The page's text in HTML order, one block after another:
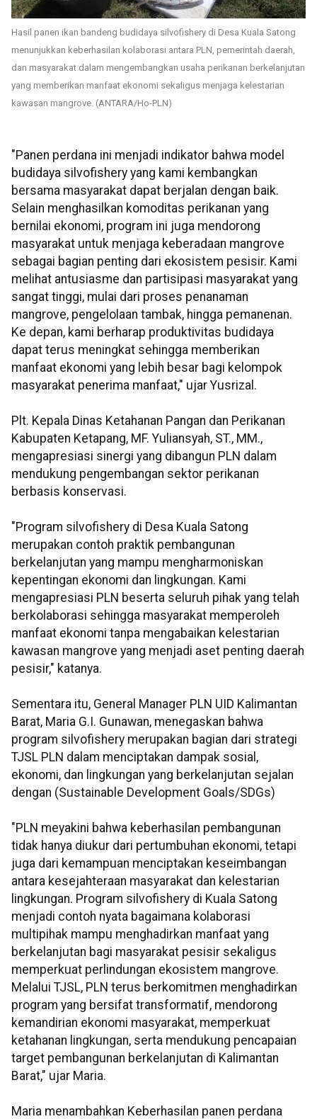
Hasil panen ikan bandeng budidaya silvofishery di Desa Kuala Satong
menunjukkan keberhasilan kolaborasi antara PLN, pemerintah daerah,
dan masyarakat dalam mengembangkan usaha perikanan berkelanjutan
yang memberikan manfaat ekonomi sekaligus menjaga kelestarian
kawasan mangrove. (ANTARA/Ho-PLN)
"Panen perdana ini menjadi indikator bahwa model
budidaya silvofishery yang kami kembangkan
bersama masyarakat dapat berjalan dengan baik.
Selain menghasilkan komoditas perikanan yang
bernilai ekonomi, program ini juga mendorong
masyarakat untuk menjaga keberadaan mangrove
sebagai bagian penting dari ekosistem pesisir. Kami
melihat antusiasme dan partisipasi masyarakat yang
sangat tinggi, mulai dari proses penanaman
mangrove, pengelolaan tambak, hingga pemanenan.
Ke depan, kami berharap produktivitas budidaya
dapat terus meningkat sehingga memberikan
manfaat ekonomi yang lebih besar bagi kelompok
masyarakat penerima manfaat," ujar Yusrizal.
Plt. Kepala Dinas Ketahanan Pangan dan Perikanan
Kabupaten Ketapang, MF. Yuliansyah, ST., MM.,
mengapresiasi sinergi yang dibangun PLN dalam
mendukung pengembangan sektor perikanan
berbasis konservasi.
"Program silvofishery di Desa Kuala Satong
merupakan contoh praktik pembangunan
berkelanjutan yang mampu mengharmoniskan
kepentingan ekonomi dan lingkungan. Kami
mengapresiasi PLN beserta seluruh pihak yang telah
berkolaborasi sehingga masyarakat memperoleh
manfaat ekonomi tanpa mengabaikan kelestarian
kawasan mangrove yang menjadi aset penting daerah
pesisir," katanya.
Sementara itu, General Manager PLN UID Kalimantan
Barat, Maria G.I. Gunawan, menegaskan bahwa
program silvofishery merupakan bagian dari strategi
TJSL PLN dalam menciptakan dampak sosial,
ekonomi, dan lingkungan yang berkelanjutan sejalan
dengan (Sustainable Development Goals/SDGs)
"PLN meyakini bahwa keberhasilan pembangunan
tidak hanya diukur dari pertumbuhan ekonomi, tetapi
juga dari kemampuan menciptakan keseimbangan
antara kesejahteraan masyarakat dan kelestarian
lingkungan. Program silvofishery di Kuala Satong
menjadi contoh nyata bagaimana kolaborasi
multipihak mampu menghadirkan manfaat yang
berkelanjutan bagi masyarakat pesisir sekaligus
memperkuat perlindungan ekosistem mangrove.
Melalui TJSL, PLN terus berkomitmen menghadirkan
program yang bersifat transformatif, mendorong
kemandirian ekonomi masyarakat, memperkuat
ketahanan lingkungan, serta mendukung pencapaian
target pembangunan berkelanjutan di Kalimantan
Barat," ujar Maria.
Maria menambahkan Keberhasilan panen perdana